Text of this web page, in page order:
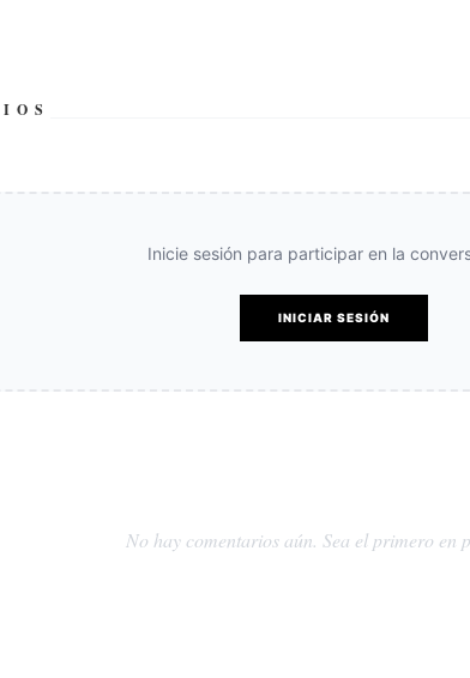
Inicie sesión para participar en la
INICIAR SESIÓN
No hay comentarios aún. Sea el primero en